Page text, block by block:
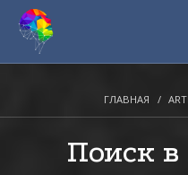
ГЛАВНАЯ
Поиск в